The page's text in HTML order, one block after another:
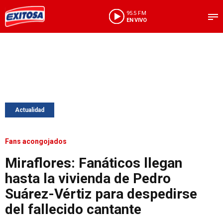
95.5 FM
EN VIVO
Actualidad
Fans acongojados
Miraflores: Fanáticos llegan
hasta la vivienda de Pedro
Suárez-Vértiz para despedirse
del fallecido cantante